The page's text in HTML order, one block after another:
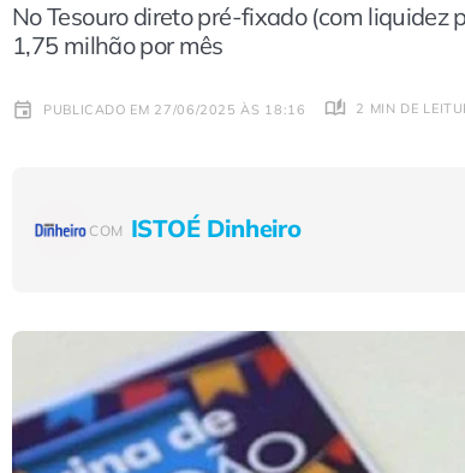
No Tesouro direto pré-fixado (com liquidez
1,75 milhão por mês
PUBLICADO EM 27/06/2025 ÀS 18:16 2 MIN DE
COM ISTOÉ Dinheiro